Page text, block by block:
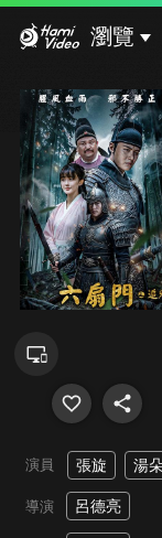
瀏覽
演員 張旋 湯
導演 呂德亮